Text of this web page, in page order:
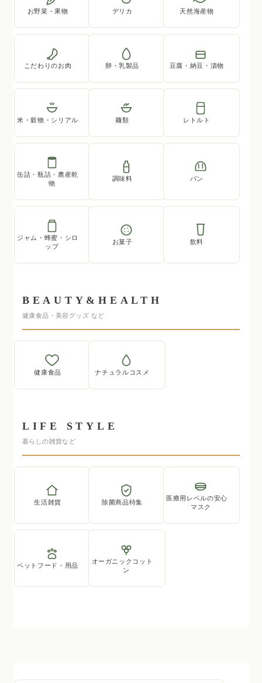
お野菜・果物 デリカ 天然海産物
こだわりのお肉 卵・乳製品 豆腐・納豆・漬物
米・穀物・シリアル 麺類 レトルト
缶詰・瓶詰・農産乾
物
調味料 パン
ジャム・蜂蜜・シロ
ップ
お菓子 飲料
BEAUTY&HEALTH
健康食品・美容グッズ など
健康食品 ナチュラルコスメ
LIFE STYLE
暮らしの雑貨など
生活雑貨 除菌商品特集
医療用レベルの安心
マスク
ペットフード・用品
オーガニックコット
ン